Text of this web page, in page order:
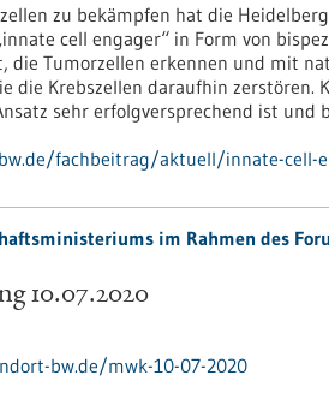
zu bekämpfen hat die
cell engager“ in Form von
die Tumorzellen erkennen und mit
die Krebszellen daraufhin zerstören.
sehr erfolgversprechend ist
fachbeitrag/aktuell/innate-cell-
im Rahmen des
10.07.2020
bw.de/mwk-10-07-2020